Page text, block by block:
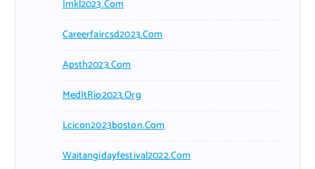
Imkl2023.com
Careerfaircsd2023.com
Apsth2023.com
MedItRio2023.org
Lcicon2023boston.com
Waitangidayfestival2022.com